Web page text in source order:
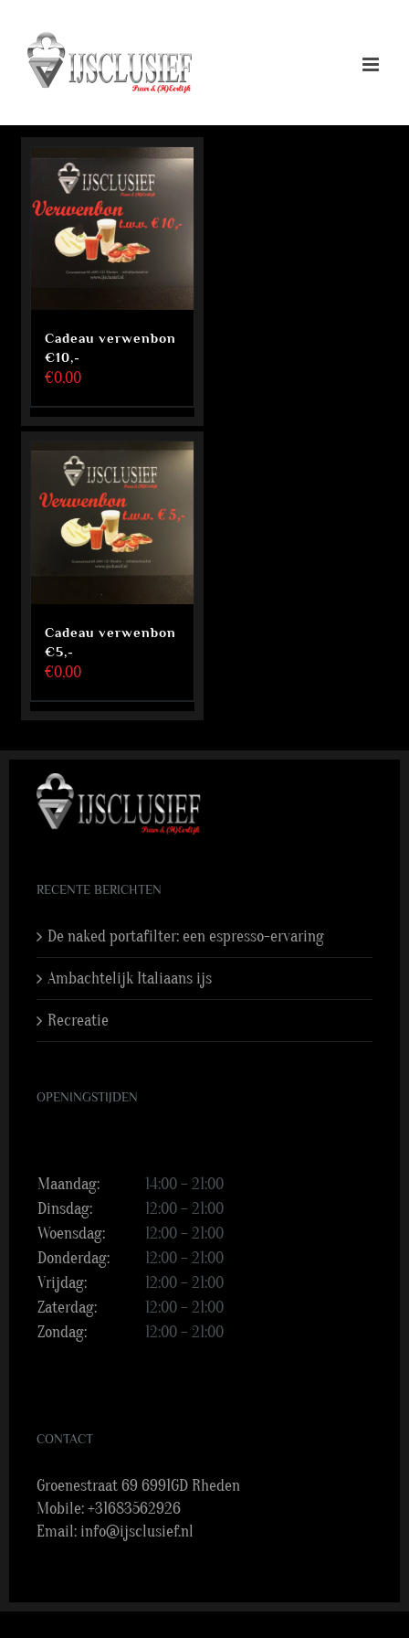
inhoud
Cadeau verwenbon
€10,-
€0,00
Cadeau verwenbon
€5,-
€0,00
RECENTE BERICHTEN
De naked portafilter: een espresso-ervaring
Ambachtelijk Italiaans ijs
Recreatie
OPENINGSTIJDEN
Maandag:
14:00 – 21:00
Dinsdag:
12:00 – 21:00
Woensdag:
12:00 – 21:00
Donderdag:
12:00 – 21:00
Vrijdag:
12:00 – 21:00
Zaterdag:
12:00 – 21:00
Zondag:
12:00 – 21:00
CONTACT
Groenestraat 69 6991GD Rheden
Mobile:+31683562926
Email: info@ijsclusief.nl